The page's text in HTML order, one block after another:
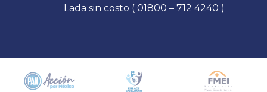
Lada sin costo ( 01800 – 712 4240 )